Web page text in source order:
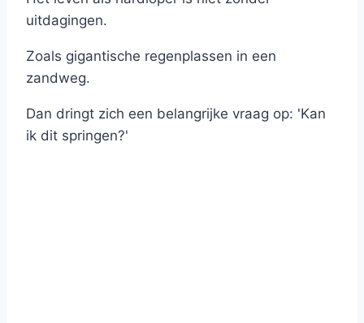
uitdagingen.
Zoals gigantische regenplassen in een
zandweg.
Dan dringt zich een belangrijke vraag op: 'Kan
ik dit springen?'